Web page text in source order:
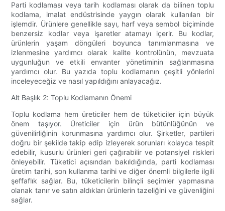
Parti kodlaması veya tarih kodlaması olarak da bilinen toplu
kodlama, imalat endüstrisinde yaygın olarak kullanılan bir
işlemdir. Ürünlere genellikle sayı, harf veya sembol biçiminde
benzersiz kodlar veya işaretler atamayı içerir. Bu kodlar,
ürünlerin yaşam döngüleri boyunca tanımlanmasına ve
izlenmesine yardımcı olarak kalite kontrolünün, mevzuata
uygunluğun ve etkili envanter yönetiminin sağlanmasına
yardımcı olur. Bu yazıda toplu kodlamanın çeşitli yönlerini
inceleyeceğiz ve nasıl yapıldığını anlayacağız.
Alt Başlık 2: Toplu Kodlamanın Önemi
Toplu kodlama hem üreticiler hem de tüketiciler için büyük
önem taşıyor. Üreticiler için ürün bütünlüğünün ve
güvenilirliğinin korunmasına yardımcı olur. Şirketler, partileri
doğru bir şekilde takip edip izleyerek sorunları kolayca tespit
edebilir, kusurlu ürünleri geri çağırabilir ve potansiyel riskleri
önleyebilir. Tüketici açısından bakıldığında, parti kodlaması
üretim tarihi, son kullanma tarihi ve diğer önemli bilgilerle ilgili
şeffaflık sağlar. Bu, tüketicilerin bilinçli seçimler yapmasına
olanak tanır ve satın aldıkları ürünlerin tazeliğini ve güvenliğini
sağlar.